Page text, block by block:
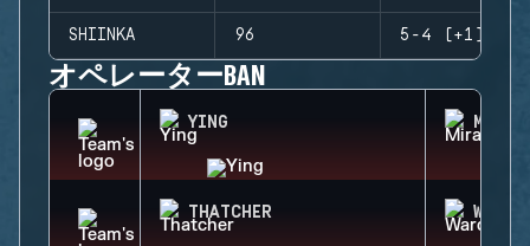
SHIINKA 96 5-4 (+1)
オペレーターBAN
YING MIRA
THATCHER